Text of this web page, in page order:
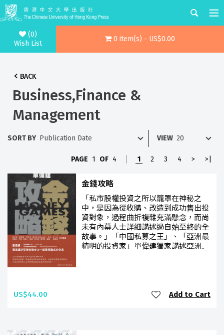
(0)
Wish List
0 item(s) - US$0.00
BACK
Business,Finance &
Management
SORT BY VIEW
PAGE 1 OF 4 1 2 3 4 > >|
金錢攻略
「私市股權投資之所以籠罩在神秘之
中，是因為從收購、改造到成功售出投
資對象，過程曲折複雜充滿懸念，而尚
未有內幕人士詳細講述過自始至終的全
故事。」「中國私募之王」、「亞洲最
精明的投資家」單偉建獨家講述亞洲..
US$44.00 Add to Cart